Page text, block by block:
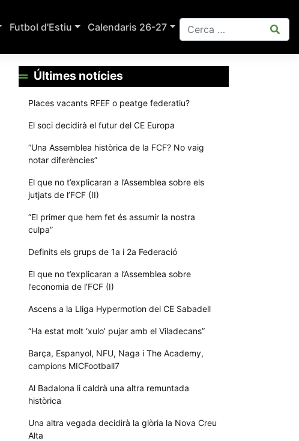
Futbol d'Estiu Calendaris 26-27
Últimes notícies
Places vacants RFEF o peatge federatiu?
El soci decidirà el futur del CE Europa
“Una Assemblea històrica de la FCF? No vaig
notar diferències”
El que no t’explicaran a l’Assemblea sobre els
jutjats de l’FCF (II)
“El primer que hem fet és assumir la nostra
culpa”
Definits els grups de 1a i 2a Federació
El que no t’explicaran a l’Assemblea sobre
l’economia de l’FCF (I)
Ascens a la Lliga Hypermotion del CE Sabadell
“Ha estat molt ‘xulo’ pujar amb el Viladecans”
Barça, Espanyol, NFU, Naga i The Academy,
campions MICFootball7
Al Badalona li caldrà una altra remuntada
històrica
Una altra vegada decidirà la glòria la Nova Creu
Alta